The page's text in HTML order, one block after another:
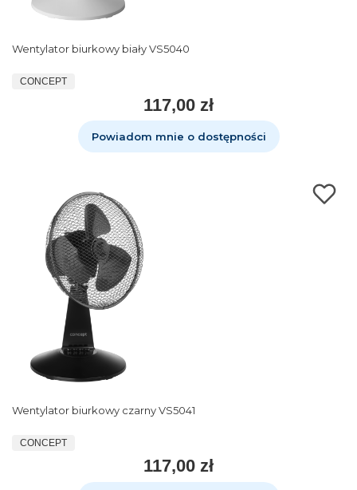
Wentylator biurkowy biały VS5040
CONCEPT
117,00 zł
Powiadom mnie o dostępności
Wentylator biurkowy czarny VS5041
CONCEPT
117,00 zł